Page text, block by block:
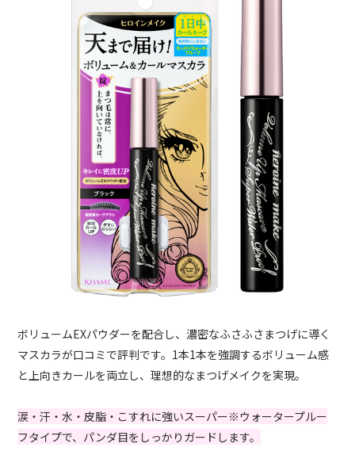
ボリュームEXパウダーを配合し、濃密なふさふさまつげに導く
マスカラが口コミで評判です。1本1本を強調するボリューム感
と上向きカールを両立し、理想的なまつげメイクを実現。
涙・汗・水・皮脂・こすれに強いスーパー※ウォータープルー
フタイプで、パンダ目をしっかりガードします。